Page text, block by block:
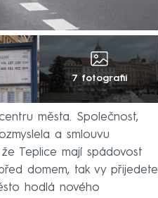
7 fotografií
města. Společnost,
a smlouvu
Teplice mají spádovost
domem, tak vy přijedete
hodlá nového